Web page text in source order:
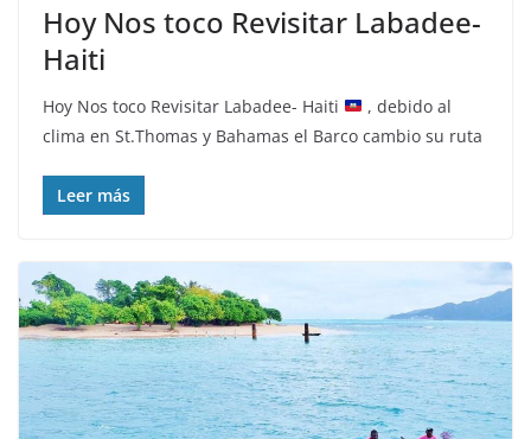
Hoy Nos toco Revisitar Labadee-
Haiti
Hoy Nos toco Revisitar Labadee- Haiti
, debido al
clima en St.Thomas y Bahamas el Barco cambio su ruta
Leer más